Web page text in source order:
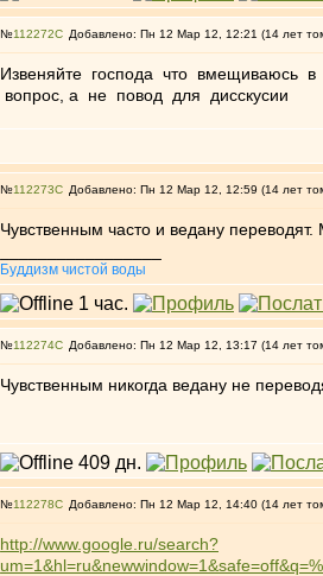
№112272 Добавлено: Пн 12 Мар 12, 12:21 (14 лет
Извеняйте господа что вмещиваюсь
вопрос, а не повод для дисскусии
№112273 Добавлено: Пн 12 Мар 12, 12:59 (14 лет
Чувственным часто и ведану
Буддизм чистой воды
№112274 Добавлено: Пн 12 Мар 12, 13:17 (14 лет
Чувственным никогда ведану не
№112278 Добавлено: Пн 12 Мар 12, 14:40 (14 лет
http://www.google.ru/search?